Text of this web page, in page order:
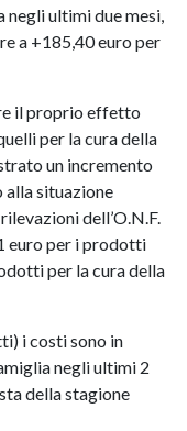
negli ultimi due mesi,
a +185,40 euro per
il proprio effetto
per la cura della
un incremento
alla situazione
dell’O.N.F.
euro per i prodotti
per la cura della
i costi sono in
negli ultimi 2
della stagione